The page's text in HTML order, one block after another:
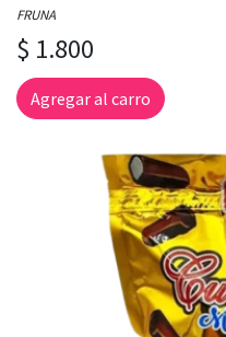
FRUNA
$ 1.800
Agregar al carro